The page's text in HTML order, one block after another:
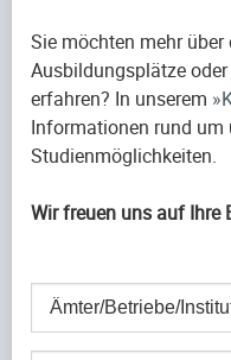
Sie möchten mehr
Ausbildungsplätze
erfahren? In unserem
Informationen rund um
Studienmöglichkeiten.
Wir freuen uns auf Ihre
Ämter/Betriebe/